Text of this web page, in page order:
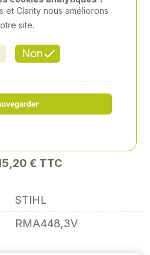
: 00066880
€ TTC
STIHL
RMA448,3V
Non
et Clarity nous améliorons
site.